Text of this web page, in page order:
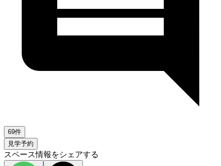
69件
見学予約
スペース情報をシェアする